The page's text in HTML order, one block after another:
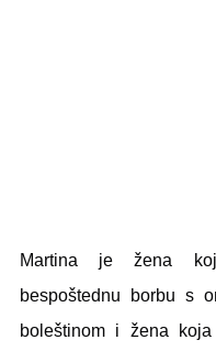
Martina je žena
bespoštednu borbu s
boleštinom i žena